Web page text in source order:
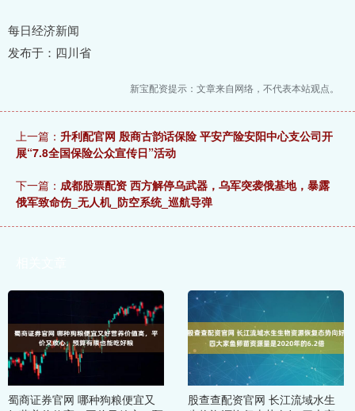
每日经济新闻
发布于：四川省
新宝配资提示：文章来自网络，不代表本站观点。
上一篇： 升利配官网 殷商古韵话保险 平安产险安阳中心支公司开
展“7.8全国保险公众宣传日”活动
下一篇： 成都股票配资 西方解停乌武器，乌军突袭俄基地，暴露
俄军致命伤_无人机_防空系统_巡航导弹
蜀商证券官网 哪种狗粮便宜又
股查查配资官网 长江流域水生